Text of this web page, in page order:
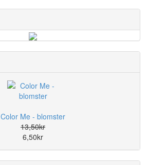
Color Me - blomster
13,50kr
6,50kr